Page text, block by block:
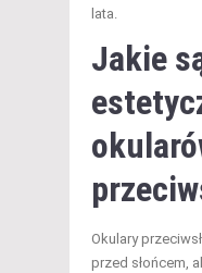
lata.
Jakie
Okulary
przed słońcem,